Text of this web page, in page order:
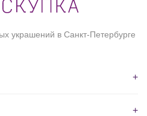
украшений в Санкт-Петербурге
+
+